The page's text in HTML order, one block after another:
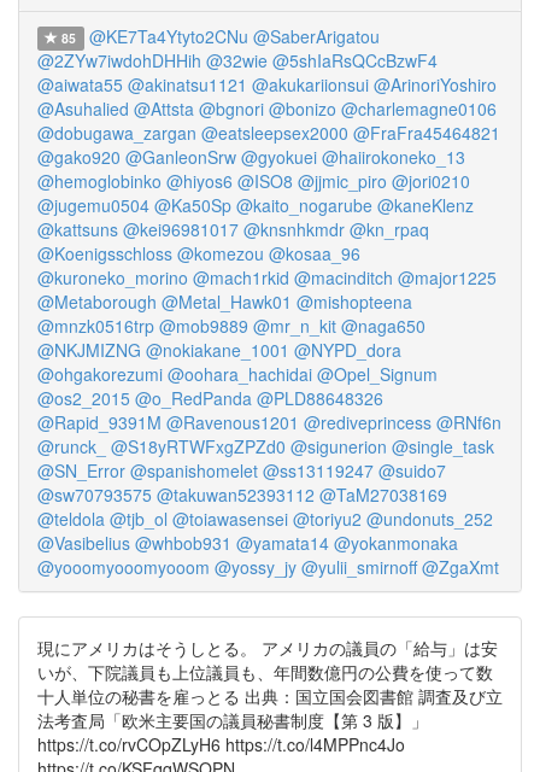
85 @KE7Ta4Ytyto2CNu @SaberArigatou
@2ZYw7iwdohDHHih @32wie @5shIaRsQCcBzwF4
@aiwata55 @akinatsu1121 @akukariionsui @ArinoriYoshiro
@Asuhalied @Attsta @bgnori @bonizo @charlemagne0106
@dobugawa_zargan @eatsleepsex2000 @FraFra45464821
@gako920 @GanleonSrw @gyokuei @haiirokoneko_13
@hemoglobinko @hiyos6 @ISO8 @jjmic_piro @jori0210
@jugemu0504 @Ka50Sp @kaito_nogarube @kaneKlenz
@kattsuns @kei96981017 @knsnhkmdr @kn_rpaq
@Koenigsschloss @komezou @kosaa_96
@kuroneko_morino @mach1rkid @macinditch @major1225
@Metaborough @Metal_Hawk01 @mishopteena
@mnzk0516trp @mob9889 @mr_n_kit @naga650
@NKJMIZNG @nokiakane_1001 @NYPD_dora
@ohgakorezumi @oohara_hachidai @Opel_Signum
@os2_2015 @o_RedPanda @PLD88648326
@Rapid_9391M @Ravenous1201 @rediveprincess @RNf6n
@runck_ @S18yRTWFxgZPZd0 @sigunerion @single_task
@SN_Error @spanishomelet @ss13119247 @suido7
@sw70793575 @takuwan52393112 @TaM27038169
@teldola @tjb_ol @toiawasensei @toriyu2 @undonuts_252
@Vasibelius @whbob931 @yamata14 @yokanmonaka
@yooomyooomyooom @yossy_jy @yulii_smirnoff @ZgaXmt
現にアメリカはそうしとる。 アメリカの議員の「給与」は安
いが、下院議員も上位議員も、年間数億円の公費を使って数
十人単位の秘書を雇っとる 出典：国立国会図書館 調査及び立
法考査局「欧米主要国の議員秘書制度【第 3 版】」
https://t.co/rvCOpZLyH6 https://t.co/l4MPPnc4Jo